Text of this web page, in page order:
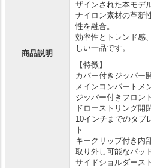
商品説明
ザインされた本モデ
ナイロン素材の革新
性を融合。
効率性とトレンド感
しい一品です。
【特徴】
カバー付きジッパー
メインコンパートメ
ジッパー付きフロン
ドローストリング開
10インチまでのタブ
ト
キークリップ付き内
取り外し可能なパッ
サイドショルダース